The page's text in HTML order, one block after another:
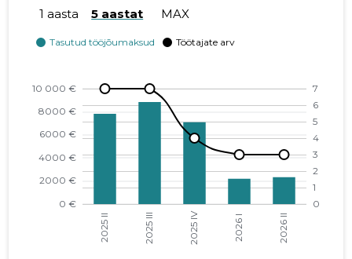
2023 IV 3374 €
2023 III
2023 II
3970 €
1 aasta 5 aastat MAX